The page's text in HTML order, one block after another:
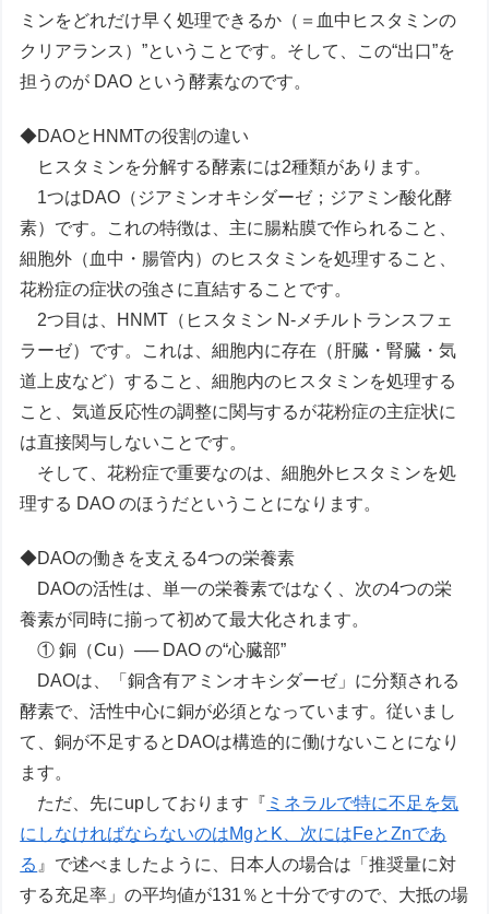
ミンをどれだけ早く処理できるか（＝血中ヒスタミンの
クリアランス）”ということです。そして、この“出口”を
担うのが DAO という酵素なのです。
◆DAOとHNMTの役割の違い
ヒスタミンを分解する酵素には2種類があります。
1つはDAO（ジアミンオキシダーゼ；ジアミン酸化酵
素）です。これの特徴は、主に腸粘膜で作られること、
細胞外（血中・腸管内）のヒスタミンを処理すること、
花粉症の症状の強さに直結することです。
2つ目は、HNMT（ヒスタミン N‑メチルトランスフェ
ラーゼ）です。これは、細胞内に存在（肝臓・腎臓・気
道上皮など）すること、細胞内のヒスタミンを処理する
こと、気道反応性の調整に関与するが花粉症の主症状に
は直接関与しないことです。
そして、花粉症で重要なのは、細胞外ヒスタミンを処
理する DAO のほうだということになります。
◆DAOの働きを支える4つの栄養素
DAOの活性は、単一の栄養素ではなく、次の4つの栄
養素が同時に揃って初めて最大化されます。
① 銅（Cu）── DAO の“心臓部”
DAOは、「銅含有アミンオキシダーゼ」に分類される
酵素で、活性中心に銅が必須となっています。従いまし
て、銅が不足するとDAOは構造的に働けないことになり
ます。
ただ、先にupしております『 ミネラルで特に不足を気
にしなければならないのはMgとK、次にはFeとZnであ
る 』で述べましたように、日本人の場合は「推奨量に対
する充足率」の平均値が131％と十分ですので、大抵の場